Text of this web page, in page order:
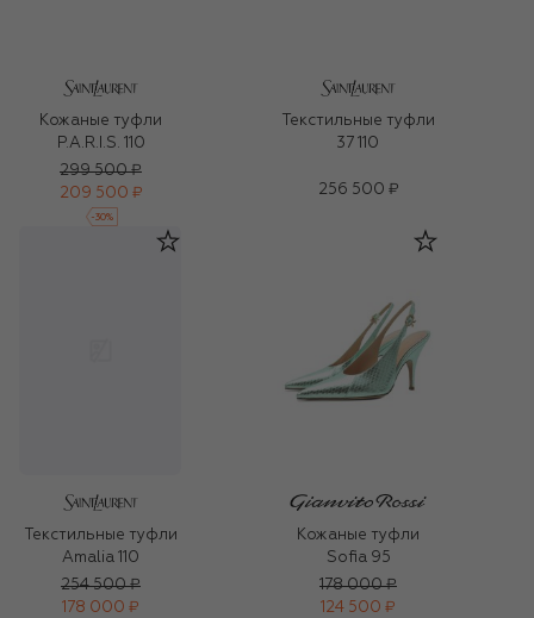
Кожаные туфли
P.A.R.I.S. 110
299 500 ₽
209 500 ₽
-30%
Текстильные туфли
37 110
256 500 ₽
Текстильные туфли
Amalia 110
254 500 ₽
178 000 ₽
Кожаные туфли
Sofia 95
178 000 ₽
124 500 ₽